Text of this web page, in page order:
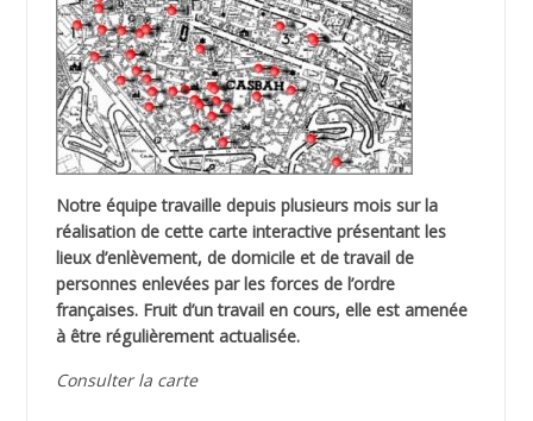
Notre équipe travaille depuis plusieurs mois sur la
réalisation de cette carte interactive présentant les
lieux d’enlèvement, de domicile et de travail de
personnes enlevées par les forces de l’ordre
françaises. Fruit d’un travail en cours, elle est amenée
à être régulièrement actualisée.
Consulter la carte